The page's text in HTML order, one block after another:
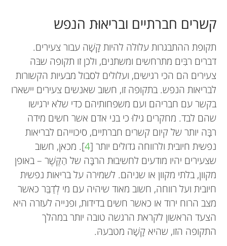
Larisa T. McLoughlin
אני חוקרת בריונות ברשת ובריאות נפש של צעירים.
המחקר שלי התמקד בחשיבוּת הַקְּשרים החברתיים,
ואני בודקת כיצד המוח מגיב לבריונות ברשת. אני ממש
מקווה שצעירים ינהלו חיים בריאים ושמחים יותר.
עובדה משעשעת על עצמי: אני תאומה זהה. אחותי
התאומה איננה רופאה כמוני אלא היא אשת ברזל!
כאשר אינני חוקרת אני אוהבת ללכת לחדר הכושר
ולבצע תרגילי לוליינות. *lmclough@usc.edu.au
אני מדען מוח ואני חוקר הפרעות נפשיות, כולל
ADHD, דיכאון ופסיכוזה. המחקר שלי התמקד
במתבגרים ובמבוגרים צעירים, תקופה בחיים שאני סבור
כי היא המעניינת והדינמית ביותר במונחים של שינויים
במוח. כיום, החלק האהוב עליי במוח הוא
ההיפוקמפוס. כאשר איני עוסק במחקר אני אוהב
להתבונן בארכיטקטורה, לנסוע לטיולי אופניים ארוכים
ולרקוד “בסגנון רובוט” עם שתי בנותיי, כשאנו מאזינים
למוזיקת פאנק.
Brock
גיל: 12
תחומי העניין שלי כוללים כדור בסיס, כדורגל, דַּיִג, בילוי
בחוץ וקריאה. בעתיד אני רוצה לעסוק בשמירה על
משאבי הטבע או להיות מדען. אני מתעניין במיוחד בדגי
טרוּטה ובבתי הגידול שלהם, ובמחלה המתפשטת
במהירוּת שהשפיעה על האגמים ועל הנהרות הקנדיים
שלנו. אני דייג נלהב, וכיום אני לומד איך לדוג בעזרת
פיתיון שעשוי מזבובים מלאכותיים. אני אוהב מדע, ואני
סקרן מאוד ללמוד על העולם שסובב אותנו.
קשרים חברתיים ובריאוּת הנפש
תקופת ההתבגרות עלולה להיות קָשָׁה עבור צעירים.
דברים רבִּים מתרחשים ומשתנים, ולכן זו תקופה שבּה
צעירים הם הכי רגישים, ועלולים לסבול מבעיות הקשורות
לבריאות הנפש. בתקופה זו, חשוב שאנשים צעירים יישארו
בקשר עם חבריהם ועם משפחותיהם כדי שלא ירגישו
שהם לבד. מחקרים גילוּ כי בני אדם אשר חשים מידה
רבָּה יותר של קיום קשרים חברתיים, סיכוייהם לבריאות
נפשית חיובית ולרווחה גדולים יותר [4]. מכאן, חשוב
שצעירים יהיו מודעים לחשיבוּת הרבָּה של הַקֶּשֶׁר – באופן
מקוון, בלתי מקוון או שניהם. לשמירה על בריאות נפשית
חיובית ועל רווחה, חשוב מאוד שיהיה עם מי לְדַבֵּר כאשר
מצב הרוח ירוד או כאשר חשים בדידות, ופנייה לעזרה היא
הצעד הראשון לקראת הרגשה טובה יותר במהלך
התקופה הזו, שהיא קָשָׁה מטבעהּ.